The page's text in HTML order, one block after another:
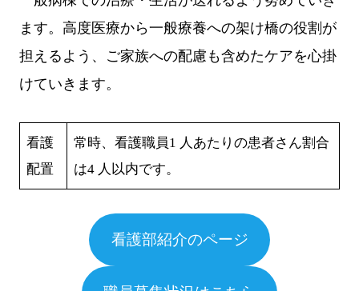
ます。高度医療から一般療養への架け橋の役割が
担えるよう、ご家族への配慮も含めたケアを心掛
けていきます。
看護
配置
常時、看護職員1 人あたりの患者さん割合
は4 人以内です。
看護部紹介のページ